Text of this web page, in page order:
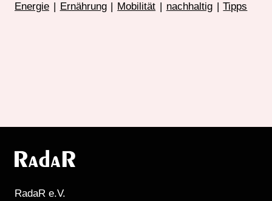
Energie Ernährung Mobilität nachhaltig Tipps
RadaR e.V.